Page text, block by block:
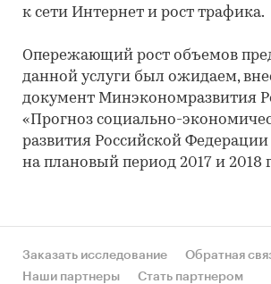
к сети Интернет и рост трафика.
Опережающий рост объемов
данной услуги был ожидаем,
документ Минэкономразвития
«Прогноз социально-
развития Российской Федерации
на плановый период 2017 и 2018
Заказать исследование
Обратная
Наши партнеры
Стать партнером